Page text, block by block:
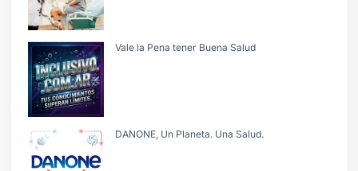
Vale la Pena tener Buena Salud
DANONE, Un Planeta. Una Salud.